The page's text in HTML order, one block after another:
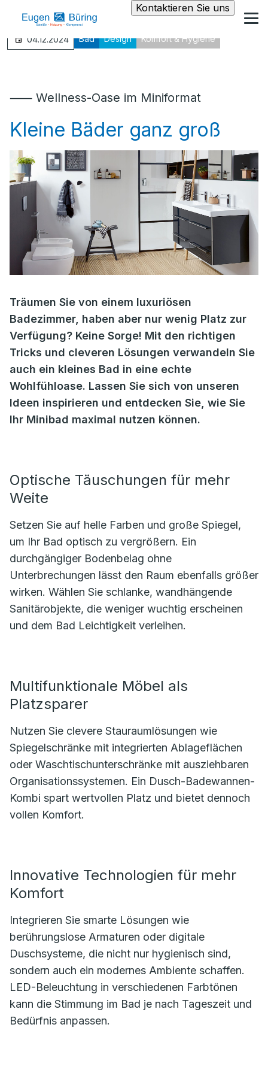
Kontaktieren Sie uns
04.12.2024 Bad Design Komfort & Hygiene
⸺ Wellness-Oase im Miniformat
Kleine Bäder ganz groß
Träumen Sie von einem luxuriösen
Badezimmer, haben aber nur wenig Platz zur
Verfügung? Keine Sorge! Mit den richtigen
Tricks und cleveren Lösungen verwandeln Sie
auch ein kleines Bad in eine echte
Wohlfühloase. Lassen Sie sich von unseren
Ideen inspirieren und entdecken Sie, wie Sie
Ihr Minibad maximal nutzen können.
Optische Täuschungen für mehr
Weite
Setzen Sie auf helle Farben und große Spiegel,
um Ihr Bad optisch zu vergrößern. Ein
durchgängiger Bodenbelag ohne
Unterbrechungen lässt den Raum ebenfalls größer
wirken. Wählen Sie schlanke, wandhängende
Sanitärobjekte, die weniger wuchtig erscheinen
und dem Bad Leichtigkeit verleihen.
Multifunktionale Möbel als
Platzsparer
Nutzen Sie clevere Stauraumlösungen wie
Spiegelschränke mit integrierten Ablageflächen
oder Waschtischunterschränke mit ausziehbaren
Organisationssystemen. Ein Dusch-Badewannen-
Kombi spart wertvollen Platz und bietet dennoch
vollen Komfort.
Innovative Technologien für mehr
Komfort
Integrieren Sie smarte Lösungen wie
berührungslose Armaturen oder digitale
Duschsysteme, die nicht nur hygienisch sind,
sondern auch ein modernes Ambiente schaffen.
LED-Beleuchtung in verschiedenen Farbtönen
kann die Stimmung im Bad je nach Tageszeit und
Bedürfnis anpassen.